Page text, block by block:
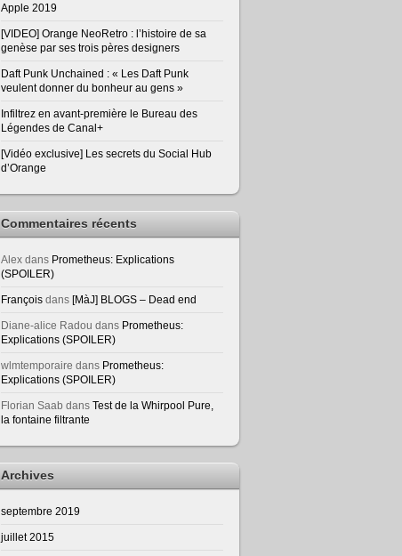
Apple 2019
[VIDEO] Orange NeoRetro : l’histoire de sa
genèse par ses trois pères designers
Daft Punk Unchained : « Les Daft Punk
veulent donner du bonheur au gens »
Infiltrez en avant-première le Bureau des
Légendes de Canal+
[Vidéo exclusive] Les secrets du Social Hub
d’Orange
Commentaires récents
Alex dans Prometheus: Explications
(SPOILER)
François dans [MàJ] BLOGS – Dead end
Diane-alice Radou dans Prometheus:
Explications (SPOILER)
wlmtemporaire dans Prometheus:
Explications (SPOILER)
Florian Saab dans Test de la Whirpool Pure,
la fontaine filtrante
Archives
septembre 2019
juillet 2015